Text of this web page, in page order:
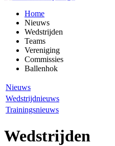
Home
Nieuws
Wedstrijden
Teams
Vereniging
Commissies
Ballenhok
Nieuws
Wedstrijdnieuws
Trainingsnieuws
Wedstrijden